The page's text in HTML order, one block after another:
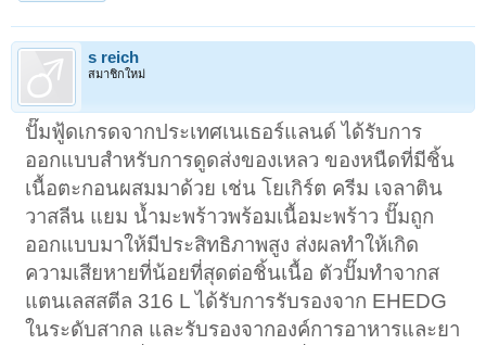
s reich
สมาชิกใหม่
ปั๊มฟู้ดเกรดจากประเทศเนเธอร์แลนด์ ได้รับการ
ออกแบบสำหรับการดูดส่งของเหลว ของหนืดที่มีชิ้น
เนื้อตะกอนผสมมาด้วย เช่น โยเกิร์ต ครีม เจลาติน
วาสลีน แยม น้ำมะพร้าวพร้อมเนื้อมะพร้าว ปั๊มถูก
ออกแบบมาให้มีประสิทธิภาพสูง ส่งผลทำให้เกิด
ความเสียหายที่น้อยที่สุดต่อชิ้นเนื้อ ตัวปั๊มทำจากส
แตนเลสสตีล 316 L ได้รับการรับรองจาก EHEDG
ในระดับสากล และรับรองจากองค์การอาหารและยา